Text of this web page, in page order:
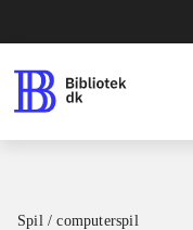
Spil / computerspil